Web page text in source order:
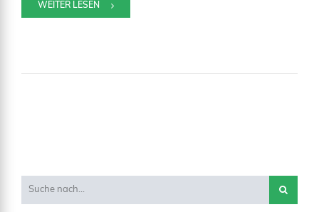
WEITER LESEN